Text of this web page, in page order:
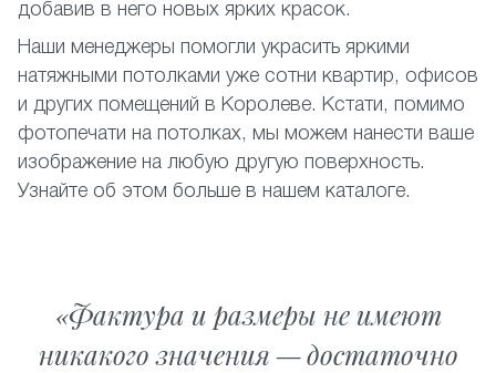
добавив в него новых ярких красок.
Наши менеджеры помогли украсить яркими
натяжными потолками уже сотни квартир, офисов
и других помещений в Королеве. Кстати, помимо
фотопечати на потолках, мы можем нанести ваше
изображение на любую другую поверхность.
Узнайте об этом больше в нашем каталоге.
Фактура и размеры не имеют
никакого значения — достаточно